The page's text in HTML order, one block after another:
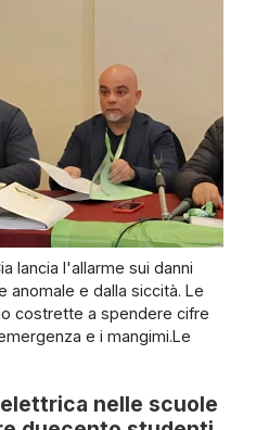
lancia l'allarme sui danni
anomale e dalla siccità. Le
costrette a spendere cifre
e i mangimi.Le
nelle scuole